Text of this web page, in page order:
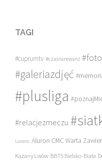
TAGI
#cuprumtv #czasnarewanż
#galeriazdjęć
#plusliga
#relacjezmeczu
Lorenc Aluron CMC Warta
Każany Lwów BBTS Bielsko-Biała